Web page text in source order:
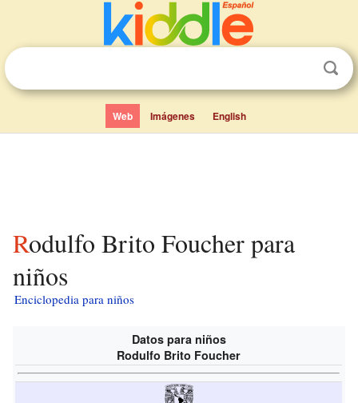
Web Imágenes English
Rodulfo Brito Foucher para
niños
Enciclopedia para niños
Datos para niños
Rodulfo Brito Foucher